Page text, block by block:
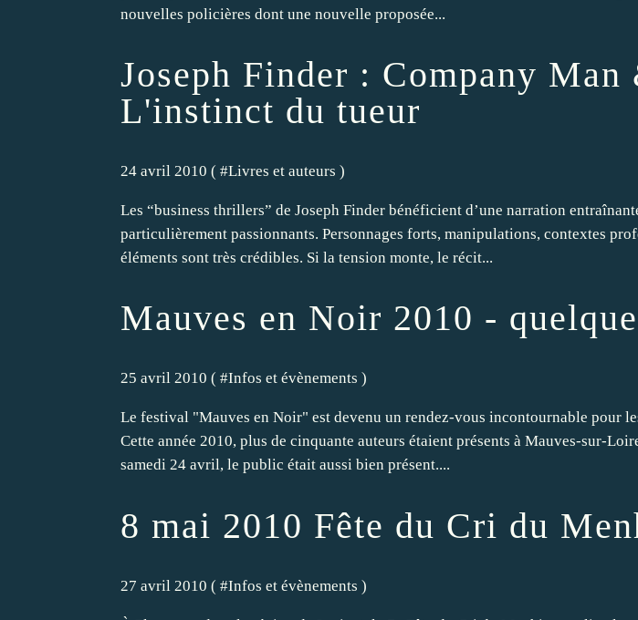
nouvelles policières dont une nouvelle proposée...
Joseph Finder : Company Man
L'instinct du tueur
24 avril 2010 ( #Livres et auteurs )
Les “business thrillers” de Joseph Finder bénéficient d’une narration
particulièrement passionnants. Personnages forts, manipulations, contextes
éléments sont très crédibles. Si la tension monte, le récit...
Mauves en Noir 2010 -
25 avril 2010 ( #Infos et évènements )
Le festival "Mauves en Noir" est devenu un rendez-vous incontournable pour
Cette année 2010, plus de cinquante auteurs étaient présents à Mauves-sur-
samedi 24 avril, le public était aussi bien présent....
8 mai 2010 Fête du Cri du
27 avril 2010 ( #Infos et évènements )